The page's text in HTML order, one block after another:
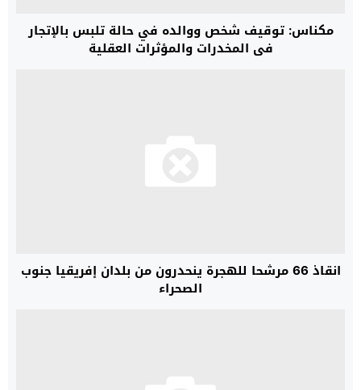
مكناس: توقيف شخص ووالده في حالة تلبس بالإتجار
في المخدرات والمؤثرات العقلية
انقاذ 66 مرشحا للهجرة ينحدرون من بلدان إفريقيا جنوب
الصحراء